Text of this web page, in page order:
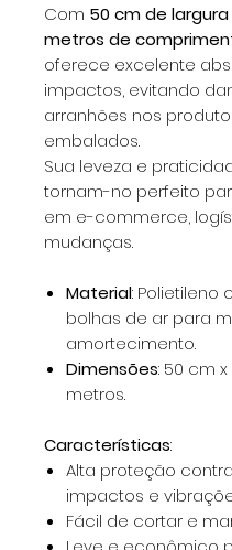
Com 50 cm de largura
metros de
oferece excelente
impactos, evitando
arranhões nos
embalados.
Sua leveza e
tornam-no perfeito
em e-commerce,
mudanças.
Material: Polietileno
bolhas de ar para
amortecimento.
Dimensões: 50 cm x
metros.
Características:
Alta proteção contra
impactos e
Fácil de cortar e